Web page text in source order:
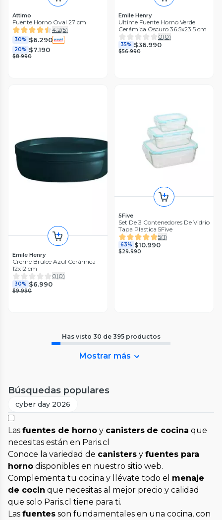
Attimo
Fuente Horno Oval 27 cm
4.2(5)
30% $6.290
20% $7.190
$8.990
Emile Henry
Ultime Fuente Horno Verde
Cerámica Oscuro 36.5x23.5 cm
0(0)
35% $36.990
$56.990
Emile Henry
Creme Brulee Azul Cerámica
12x12 cm
0(0)
30% $6.990
$9.990
5Five
Set De 3 Contenedores De Vidrio
Tapa Plastica 5Five
5(1)
63% $10.990
$29.990
Has visto 30 de 395 productos
Mostrar más
Búsquedas populares
cyber day 2026
Las fuentes de horno y canisters de cocina que
necesitas están en Paris.cl
Conoce la variedad de canisters y fuentes para
horno disponibles en nuestro sitio web.
Complementa tu cocina y llévate todo el menaje
de cocin que necesitas al mejor precio y calidad
que solo Paris.cl tiene para ti.
Las fuentes son fundamentales en una cocina, con